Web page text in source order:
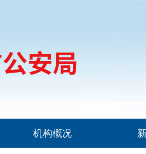
机构概况